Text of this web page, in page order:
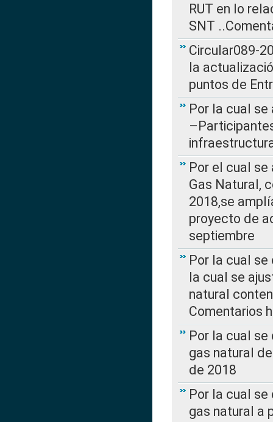
RUT en lo
SNT
Circular089-
la
puntos de
Por la cual se
Por el cual
Gas Natural,
2018,se
proyecto de
septiembre
Por la cual se
la cual se
natural
Comentarios
Por la cual
gas natural
de 2018
Por la cual
gas natural a